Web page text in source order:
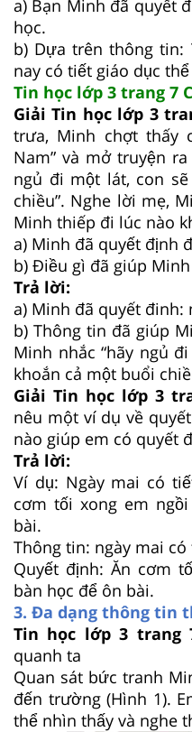
a) Bạn Minh đã quyết
học.
b) Dựa trên thông
nay có tiết giáo dục
Tin học lớp 3 trang 7
Giải Tin học lớp 3
trưa, Minh chợt thấy
Nam” và mở truyện
ngủ đi một lát, con
chiều”. Nghe lời mẹ,
Minh thiếp đi lúc nào
a) Minh đã quyết định
b) Điều gì đã giúp
Trả lời:
a) Minh đã quyết đinh:
b) Thông tin đã giúp
Minh nhắc “hãy ngủ
khoắn cả một buổi
Giải Tin học lớp 3
nêu một ví dụ về
nào giúp em có quyết
Trả lời:
Ví dụ: Ngày mai có
cơm tối xong em
bài.
Thông tin: ngày mai
Quyết định: Ăn cơm
bàn học để ôn bài.
3. Đa dạng thông tin
Tin học lớp 3 trang
quanh ta
Quan sát bức tranh
đến trường (Hình 1).
thể nhìn thấy và nghe